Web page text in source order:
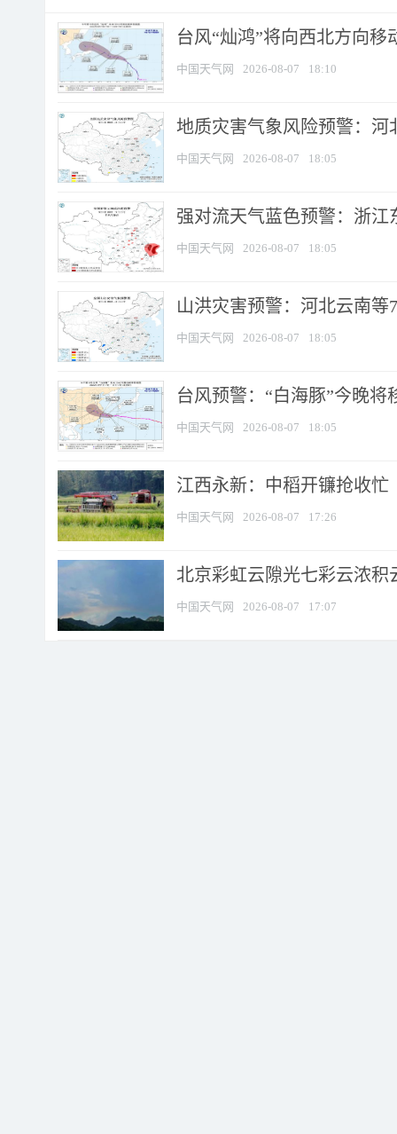
台风“灿鸿”将向西北方向移
中国天气网 2026-08-07 18:10
地质灾害气象风险预警：河
中国天气网 2026-08-07 18:05
强对流天气蓝色预警：浙江
中国天气网 2026-08-07 18:05
山洪灾害预警：河北云南
中国天气网 2026-08-07 18:05
台风预警：“白海豚”今晚将
中国天气网 2026-08-07 18:05
江西永新：中稻开镰抢收忙
中国天气网 2026-08-07 17:26
北京彩虹云隙光七彩云浓积
中国天气网 2026-08-07 17:07